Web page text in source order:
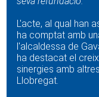
L'acte, al qual han
ha comptat amb
l'alcaldessa de
ha destacat el
sinergies amb
Llobregat.